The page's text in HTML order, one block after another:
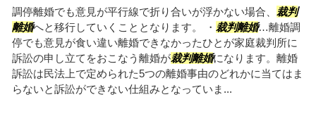
調停離婚でも意見が平行線で折り合いが浮かない場合、 裁判
離婚へと移行していくこととなります。 ・ 裁判離婚…離婚調
停でも意見が食い違い離婚できなかったひとが家庭裁判所に
訴訟の申し立てをおこなう離婚が裁判離婚になります。離婚
訴訟は民法上で定められた5つの離婚事由のどれかに当てはま
らないと訴訟ができない仕組みとなっていま...